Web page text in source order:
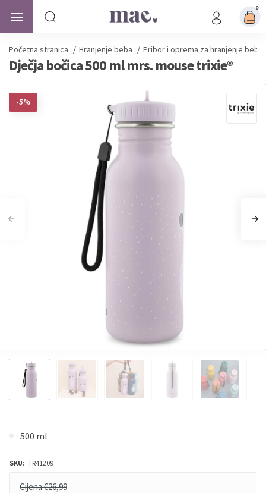
0
Početna stranica / Hranjenje beba / Pribor i oprema za hranjenje beba
Dječja bočica 500 ml mrs. mouse trixie®
-5%
500 ml
SKU: TR41209
Cijena:€26,99